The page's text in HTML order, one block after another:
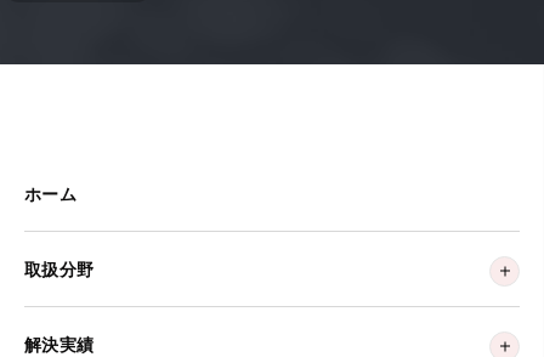
ホーム
取扱分野
解決実績